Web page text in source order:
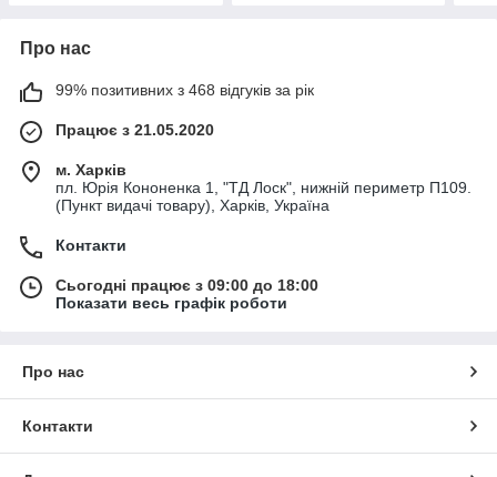
Про нас
99% позитивних з 468 відгуків за рік
Працює з 21.05.2020
м. Харків
пл. Юрія Кононенка 1, "ТД Лоск", нижній периметр П109.
(Пункт видачі товару), Харків, Україна
Контакти
Сьогодні працює з 09:00 до 18:00
Показати весь графік роботи
Про нас
Контакти